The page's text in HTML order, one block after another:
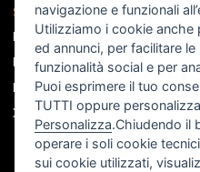
navigazione e funzionali
Utilizziamo i cookie anche
ed annunci, per facilitare
funzionalità social e per
Puoi esprimere il tuo
TUTTI oppure
Personalizza.Chiudendo il
operare i soli cookie
sui cookie utilizzati,
Seguici sui social
Facebook
Instagram
Linkedin
X